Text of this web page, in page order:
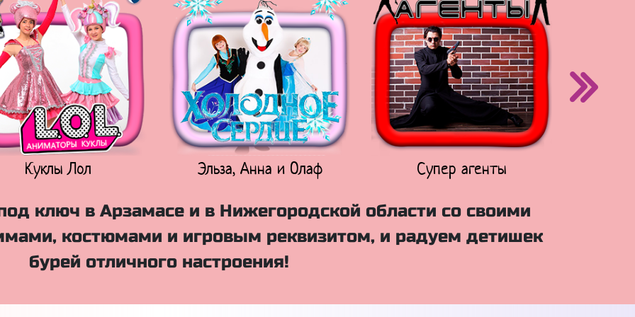
Куклы Лол Эльза, Анна и Олаф Супер агенты
ключ в Арзамасе и в Нижегородской области со своими
костюмами и игровым реквизитом, и радуем детишек
бурей отличного настроения!